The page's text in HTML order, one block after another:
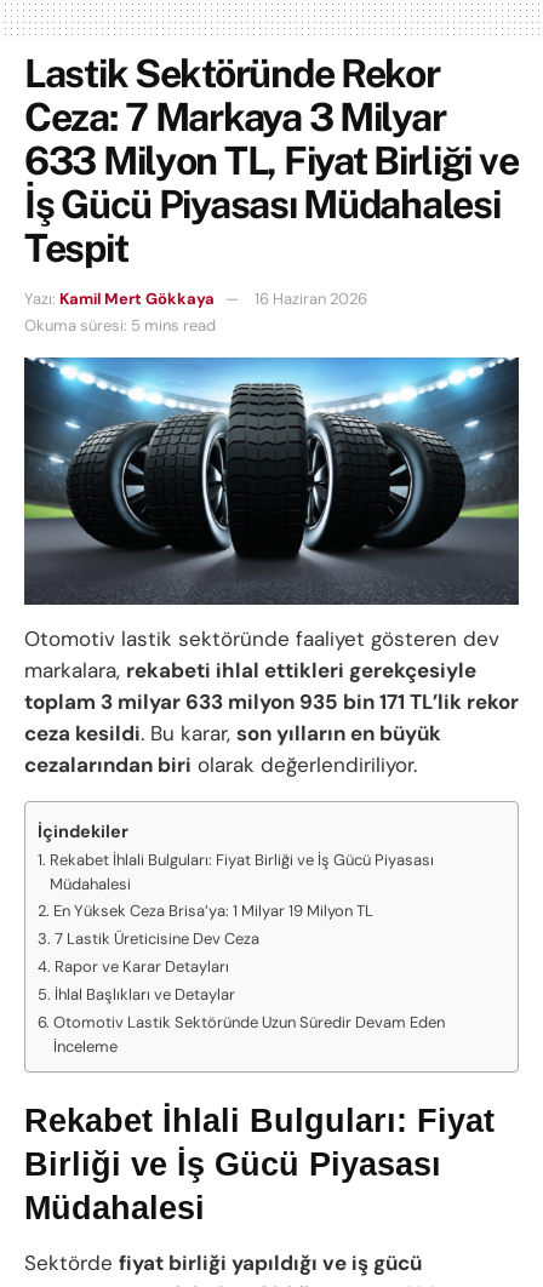
Lastik Sektöründe Rekor
Ceza: 7 Markaya 3 Milyar
633 Milyon TL, Fiyat Birliği ve
İş Gücü Piyasası Müdahalesi
Tespit
Yazı: Kamil Mert Gökkaya
16 Haziran 2026
Okuma süresi: 5 mins read
Otomotiv lastik sektöründe faaliyet gösteren dev
markalara, rekabeti ihlal ettikleri gerekçesiyle
toplam 3 milyar 633 milyon 935 bin 171 TL’lik rekor
ceza kesildi. Bu karar, son yılların en büyük
cezalarından biri olarak değerlendiriliyor.
İçindekiler
Rekabet İhlali Bulguları: Fiyat Birliği ve İş Gücü Piyasası
Müdahalesi
En Yüksek Ceza Brisa’ya: 1 Milyar 19 Milyon TL
7 Lastik Üreticisine Dev Ceza
Rapor ve Karar Detayları
İhlal Başlıkları ve Detaylar
Otomotiv Lastik Sektöründe Uzun Süredir Devam Eden
İnceleme
Rekabet İhlali Bulguları: Fiyat
Birliği ve İş Gücü Piyasası
Müdahalesi
Sektörde fiyat birliği yapıldığı ve iş gücü